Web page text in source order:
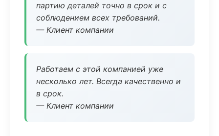
партию деталей точно в срок и с
соблюдением всех требований.
— Клиент компании
Работаем с этой компанией уже
несколько лет. Всегда качественно и
в срок.
— Клиент компании